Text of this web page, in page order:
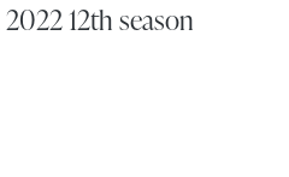
12th season